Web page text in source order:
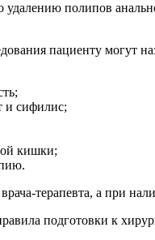
полипов
пациенту могут
и сифилис;
кишки;
терапевта, а при
подготовки к